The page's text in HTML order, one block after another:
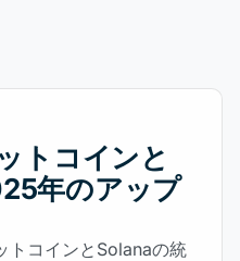
トコインと
年のアップ
コインとSolanaの統